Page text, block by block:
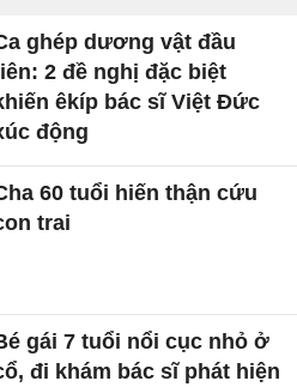
ghép dương vật đầu
2 đề nghị đặc biệt
êkíp bác sĩ Việt Đức
động
60 tuổi hiến thận cứu
trai
gái 7 tuổi nổi cục nhỏ ở
đi khám bác sĩ phát hiện